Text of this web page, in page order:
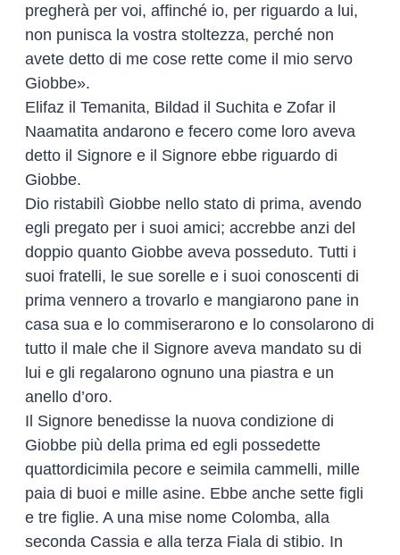
pregherà per voi, affinché io, per riguardo a lui,
non punisca la vostra stoltezza, perché non
avete detto di me cose rette come il mio servo
Giobbe».
Elifaz il Temanita, Bildad il Suchita e Zofar il
Naamatita andarono e fecero come loro aveva
detto il Signore e il Signore ebbe riguardo di
Giobbe.
Dio ristabilì Giobbe nello stato di prima, avendo
egli pregato per i suoi amici; accrebbe anzi del
doppio quanto Giobbe aveva posseduto. Tutti i
suoi fratelli, le sue sorelle e i suoi conoscenti di
prima vennero a trovarlo e mangiarono pane in
casa sua e lo commiserarono e lo consolarono di
tutto il male che il Signore aveva mandato su di
lui e gli regalarono ognuno una piastra e un
anello d’oro.
Il Signore benedisse la nuova condizione di
Giobbe più della prima ed egli possedette
quattordicimila pecore e seimila cammelli, mille
paia di buoi e mille asine. Ebbe anche sette figli
e tre figlie. A una mise nome Colomba, alla
seconda Cassia e alla terza Fiala di stibio. In